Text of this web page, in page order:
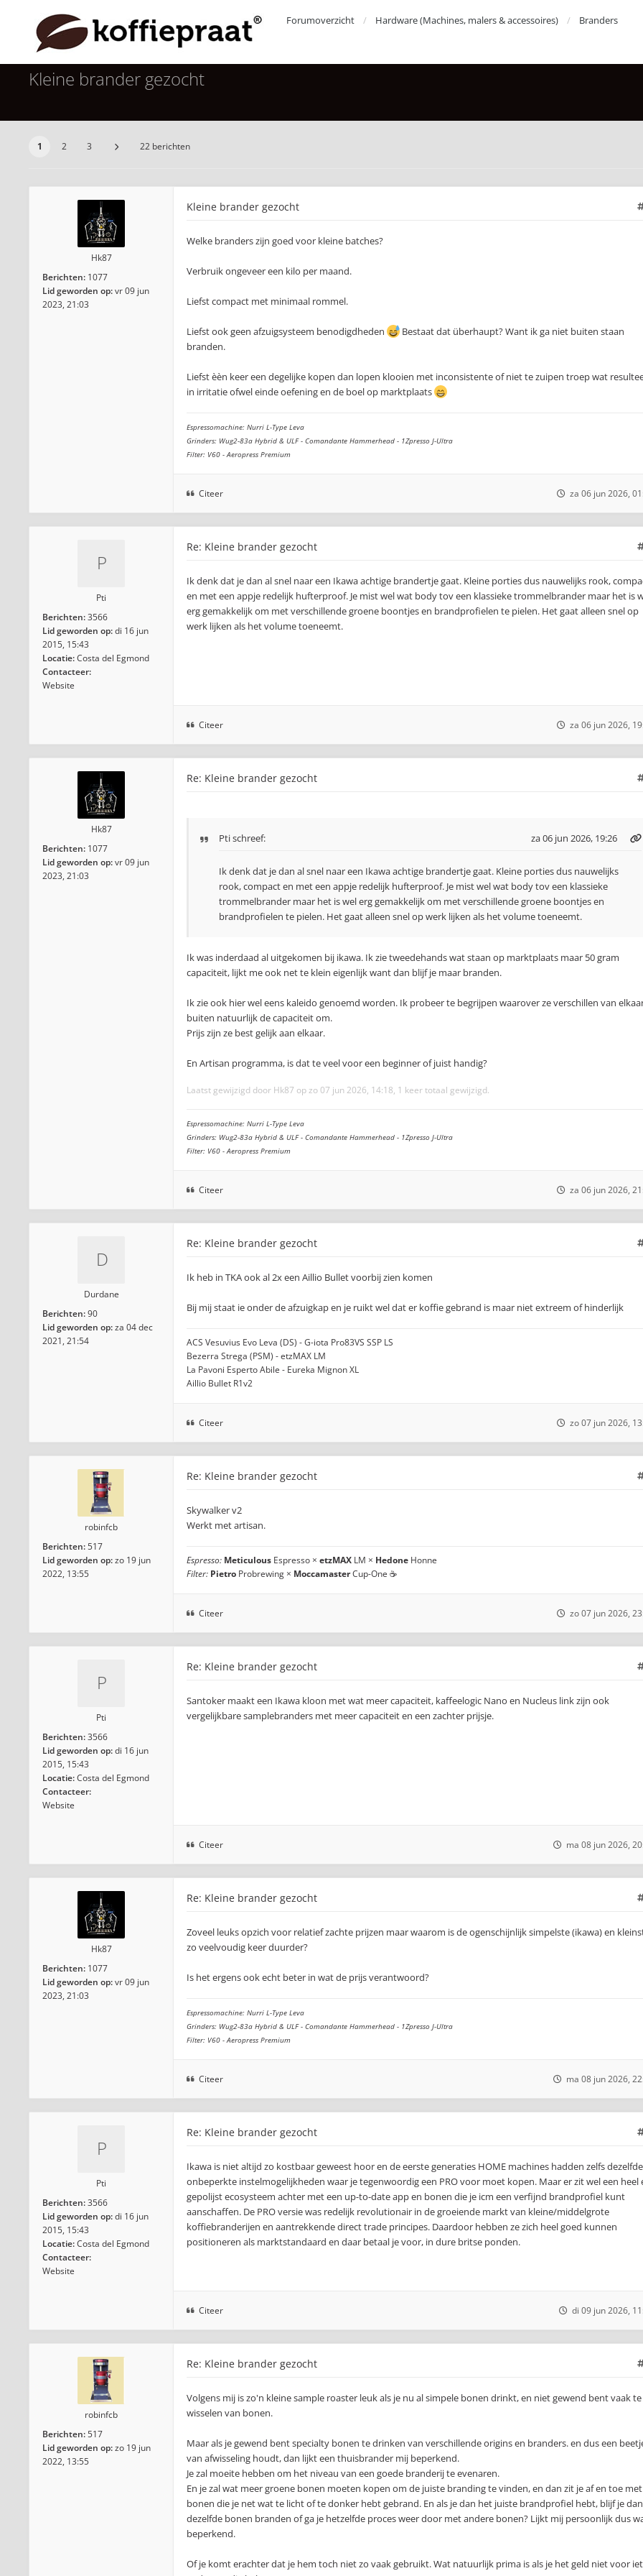
Forumoverzicht Hardware (Machines, malers & accessoires) Branders
Kleine brander gezocht
1 2 3 22 berichten
Hk87
Berichten: 1077
Lid geworden op:vr 09 jun
2023, 21:03
Kleine brander gezocht
Welke branders zijn goed voor kleine batches?
Verbruik ongeveer een kilo per maand.
Liefst compact met minimaal rommel.
Liefst ook geen afzuigsysteem benodigdheden
Bestaat dat überhaupt? Want ik ga niet buiten staan
branden.
Liefst èèn keer een degelijke kopen dan lopen klooien met inconsistente of niet te zuipen troep wat
in irritatie ofwel einde oefening en de boel op marktplaats
Espressomachine: Nurri L-Type Leva
Grinders: Wug2-83a Hybrid & ULF - Comandante Hammerhead - 1Zpresso J-Ultra
Filter: V60 - Aeropress Premium
Citeer za 06 jun 2026,
Pti
Berichten:3566
Lid geworden op:di 16 jun
2015, 15:43
Locatie:Costa del Egmond
Contacteer:
Website
Re: Kleine brander gezocht
Ik denk dat je dan al snel naar een Ikawa achtige brandertje gaat. Kleine porties dus nauwelijks rook,
en met een appje redelijk hufterproof. Je mist wel wat body tov een klassieke trommelbrander maar het is
erg gemakkelijk om met verschillende groene boontjes en brandprofielen te pielen. Het gaat alleen snel op
werk lijken als het volume toeneemt.
Citeer za 06 jun 2026,
Hk87
Berichten: 1077
Lid geworden op:vr 09 jun
2023, 21:03
Re: Kleine brander gezocht
Ptischreef: za 06 jun 2026, 19:26
Ik denk dat je dan al snel naar een Ikawa achtige brandertje gaat. Kleine porties dus nauwelijks
rook, compact en met een appje redelijk hufterproof. Je mist wel wat body tov een klassieke
trommelbrander maar het is wel erg gemakkelijk om met verschillende groene boontjes en
brandprofielen te pielen. Het gaat alleen snel op werk lijken als het volume toeneemt.
Ik was inderdaad al uitgekomen bij ikawa. Ik zie tweedehands wat staan op marktplaats maar 50 gram
capaciteit, lijkt me ook net te klein eigenlijk want dan blijf je maar branden.
Ik zie ook hier wel eens kaleido genoemd worden. Ik probeer te begrijpen waarover ze verschillen van
buiten natuurlijk de capaciteit om.
Prijs zijn ze best gelijk aan elkaar.
En Artisan programma, is dat te veel voor een beginner of juist handig?
Laatst gewijzigd door Hk87 op zo 07 jun 2026, 14:18, 1 keer totaal gewijzigd.
Espressomachine: Nurri L-Type Leva
Grinders: Wug2-83a Hybrid & ULF - Comandante Hammerhead - 1Zpresso J-Ultra
Filter: V60 - Aeropress Premium
Citeer za 06 jun 2026,
Durdane
Berichten:90
Lid geworden op:za 04 dec
2021, 21:54
Re: Kleine brander gezocht
Ik heb in TKA ook al 2x een Aillio Bullet voorbij zien komen
Bij mij staat ie onder de afzuigkap en je ruikt wel dat er koffie gebrand is maar niet extreem of hinderlijk
ACS Vesuvius Evo Leva (DS) - G-iota Pro83VS SSP LS
Bezerra Strega (PSM) - etzMAX LM
La Pavoni Esperto Abile - Eureka Mignon XL
Aillio Bullet R1v2
Citeer zo 07 jun 2026,
robinfcb
Berichten:517
Lid geworden op:zo 19 jun
2022, 13:55
Re: Kleine brander gezocht
Skywalker v2
Werkt met artisan.
Espresso: Meticulous Espresso × etzMAX LM × Hedone Honne
Filter: Pietro Probrewing × MoccamasterCup-One ☕
Citeer zo 07 jun 2026,
Pti
Berichten:3566
Lid geworden op:di 16 jun
2015, 15:43
Locatie:Costa del Egmond
Contacteer:
Website
Re: Kleine brander gezocht
Santoker maakt een Ikawa kloon met wat meer capaciteit, kaffeelogic Nano en Nucleus link zijn ook
vergelijkbare samplebranders met meer capaciteit en een zachter prijsje.
Citeer ma 08 jun 2026,
Hk87
Berichten: 1077
Lid geworden op:vr 09 jun
2023, 21:03
Re: Kleine brander gezocht
Zoveel leuks opzich voor relatief zachte prijzen maar waarom is de ogenschijnlijk simpelste (ikawa) en
zo veelvoudig keer duurder?
Is het ergens ook echt beter in wat de prijs verantwoord?
Espressomachine: Nurri L-Type Leva
Grinders: Wug2-83a Hybrid & ULF - Comandante Hammerhead - 1Zpresso J-Ultra
Filter: V60 - Aeropress Premium
Citeer ma 08 jun 2026,
Pti
Berichten:3566
Lid geworden op:di 16 jun
2015, 15:43
Locatie:Costa del Egmond
Contacteer:
Website
Re: Kleine brander gezocht
Ikawa is niet altijd zo kostbaar geweest hoor en de eerste generaties HOME machines hadden zelfs dezelfde
onbeperkte instelmogelijkheden waar je tegenwoordig een PRO voor moet kopen. Maar er zit wel een heel
gepolijst ecosysteem achter met een up-to-date app en bonen die je icm een verfijnd brandprofiel kunt
aanschaffen. De PRO versie was redelijk revolutionair in de groeiende markt van kleine/middelgrote
koffiebranderijen en aantrekkende direct trade principes. Daardoor hebben ze zich heel goed kunnen
positioneren als marktstandaard en daar betaal je voor, in dure britse ponden.
Citeer di 09 jun 2026,
robinfcb
Berichten:517
Lid geworden op:zo 19 jun
2022, 13:55
Re: Kleine brander gezocht
Volgens mij is zo'n kleine sample roaster leuk als je nu al simpele bonen drinkt, en niet gewend bent vaak te
wisselen van bonen.
Maar als je gewend bent specialty bonen te drinken van verschillende origins en branders. en dus een
van afwisseling houdt, dan lijkt een thuisbrander mij beperkend.
Je zal moeite hebben om het niveau van een goede branderij te evenaren.
En je zal wat meer groene bonen moeten kopen om de juiste branding te vinden, en dan zit je af en toe met
bonen die je net wat te licht of te donker hebt gebrand. En als je dan het juiste brandprofiel hebt, blijf je dan
dezelfde bonen branden of ga je hetzelfde proces weer door met andere bonen? Lijkt mij persoonlijk dus
beperkend.
Of je komt erachter dat je hem toch niet zo vaak gebruikt. Wat natuurlijk prima is als je het geld niet voor